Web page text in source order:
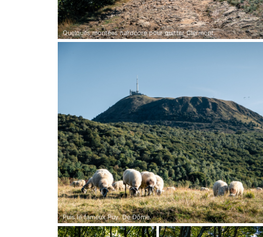
Quelques montéeshardcorepour quitter Clermont.
Puis le fameux Puy. De Dôme.